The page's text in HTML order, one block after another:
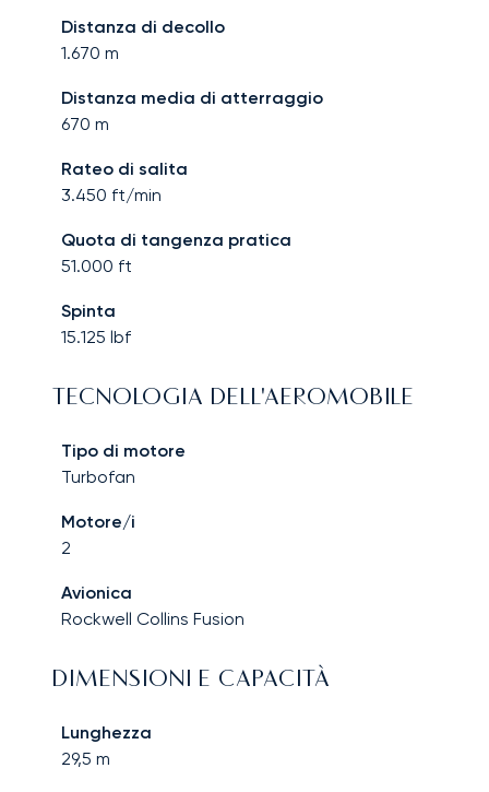
Distanza di decollo
1.670 m
Distanza media di atterraggio
670 m
Rateo di salita
3.450 ft/min
Quota di tangenza pratica
51.000 ft
Spinta
15.125 lbf
TECNOLOGIA DELL'AEROMOBILE
Tipo di motore
Turbofan
Motore/i
2
Avionica
Rockwell Collins Fusion
DIMENSIONI E CAPACITÀ
Lunghezza
29,5 m